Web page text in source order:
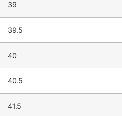
39
39.5
40
40.5
41.5